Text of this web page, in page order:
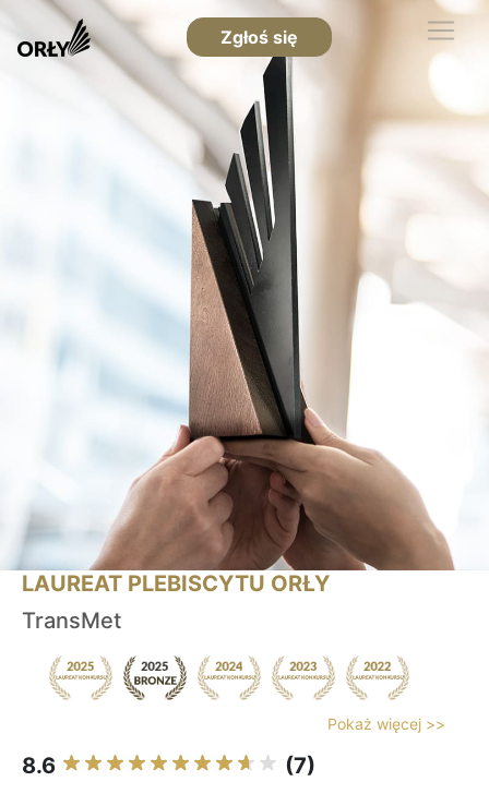
Zgłoś się
LAUREAT PLEBISCYTU ORŁY
TransMet
Pokaż więcej >>
8.6 (7)